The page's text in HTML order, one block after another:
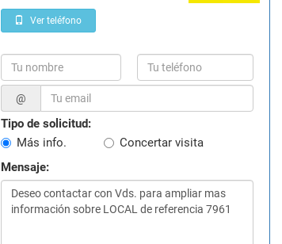
Ver teléfono
@
Tipo de solicitud:
Más info.
Concertar visita
Mensaje: